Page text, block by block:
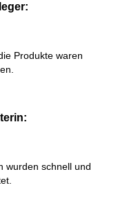
Produkte waren
wurden schnell und